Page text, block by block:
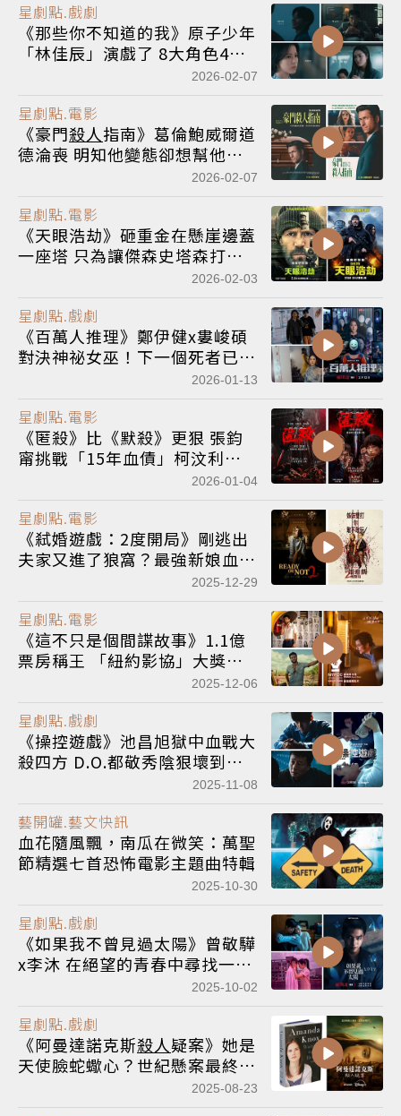
星劇點.戲劇
《那些你不知道的我》原子少年
「林佳辰」演戲了 8大角色4大
2026-02-07
星劇點.電影
《豪門殺人指南》葛倫鮑威爾道
德淪喪 明知他變態卻想幫他加
2026-02-07
星劇點.電影
《天眼浩劫》砸重金在懸崖邊蓋
一座塔 只為讓傑森史塔森打得
2026-02-03
星劇點.戲劇
《百萬人推理》鄭伊健x婁峻碩
對決神祕女巫！下一個死者已預
2026-01-13
星劇點.電影
《匿殺》比《默殺》更狠 張鈞
甯挑戰「15年血債」柯汶利再
2026-01-04
星劇點.電影
《弒婚遊戲：2度開局》剛逃出
夫家又進了狼窩？最強新娘血戰
2025-12-29
星劇點.電影
《這不只是個間諜故事》1.1億
票房稱王 「紐約影協」大獎狂
掃！重回1977巴西最黑暗追殺
2025-12-06
星劇點.戲劇
《操控遊戲》池昌旭獄中血戰大
殺四方 D.O.都敬秀陰狠壞到骨
2025-11-08
藝開罐.藝文快訊
血花隨風飄，南瓜在微笑：萬聖
節精選七首恐怖電影主題曲特輯
2025-10-30
星劇點.戲劇
《如果我不曾見過太陽》曾敬驊
x李沐 在絕望的青春中尋找一絲
2025-10-02
星劇點.戲劇
《阿曼達諾克斯殺人疑案》她是
天使臉蛇蠍心？世紀懸案最終被
2025-08-23